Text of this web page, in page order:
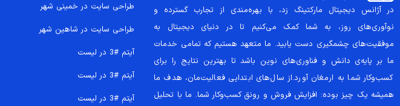
در آژانس دیجیتال مارکتینگ زد، با بهره‌مندی از تجارب گسترده و
نوآوری‌های روز، به شما کمک می‌کنیم تا در دنیای دیجیتال به
موفقیت‌های چشمگیری دست یابید. ما متعهد هستیم که تمامی خدمات
ما بر پایه‌ی دانش و فناوری‌های نوین باشد تا بهترین نتایج را برای
کسب‌وکار شما به ارمغان آورد.از سال‌های ابتدایی فعالیت‌مان، هدف ما
همیشه یک چیز بوده: افزایش فروش و رونق کسب‌وکار شما. ما با تحلیل
طراحی سایت در خمینی شهر
طراحی سایت در شاهین شهر
آیتم #3 در لیست
آیتم #3 در لیست
آیتم #3 در لیست